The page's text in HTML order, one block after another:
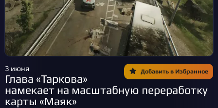
Добавить в Избранное
3 июня
Глава «Таркова»
намекает на масштабную переработку
карты «Маяк»